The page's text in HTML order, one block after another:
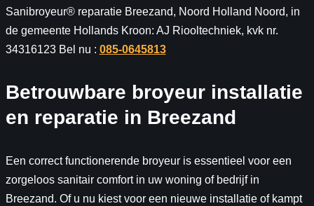
Sanibroyeur® reparatie Breezand, Noord Holland Noord, in
de gemeente Hollands Kroon: AJ Riooltechniek, kvk nr.
34316123 Bel nu : 085-0645813
Betrouwbare broyeur installatie
en reparatie in Breezand
Een correct functionerende broyeur is essentieel voor een
zorgeloos sanitair comfort in uw woning of bedrijf in
Breezand. Of u nu kiest voor een nieuwe installatie of kampt